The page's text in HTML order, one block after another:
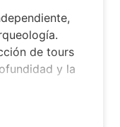
de tours
y la